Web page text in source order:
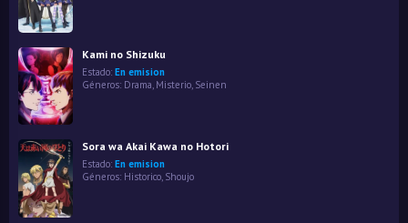
Kami no Shizuku
Estado: En emision
Géneros: Drama, Misterio, Seinen
Sora wa Akai Kawa no Hotori
Estado: En emision
Géneros: Historico, Shoujo